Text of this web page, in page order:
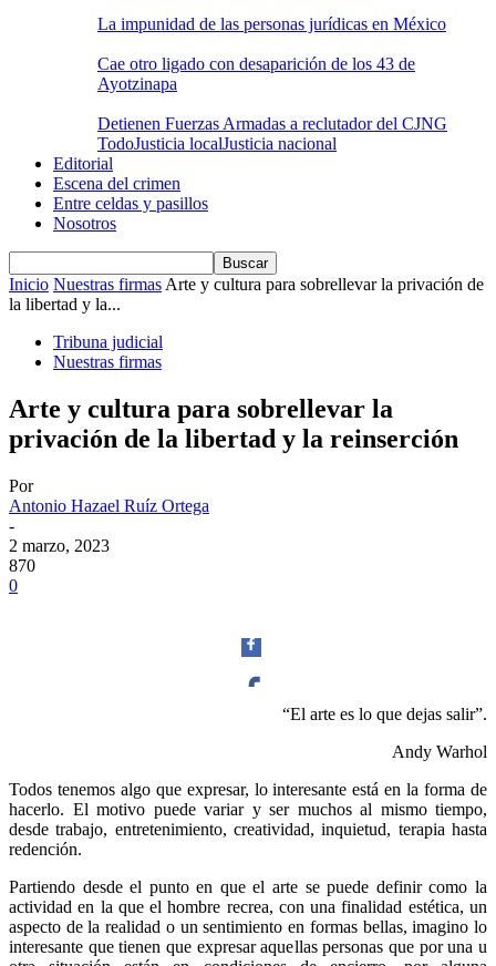
La impunidad de las personas jurídicas en México
Cae otro ligado con desaparición de los 43 de
Ayotzinapa
Detienen Fuerzas Armadas a reclutador del CJNG
TodoJusticia localJusticia nacional
Editorial
Escena del crimen
Entre celdas y pasillos
Nosotros
Inicio Nuestras firmas Arte y cultura para sobrellevar la privación de
la libertad y la...
Tribuna judicial
Nuestras firmas
Arte y cultura para sobrellevar la
privación de la libertad y la reinserción
Por
Antonio Hazael Ruíz Ortega
-
2 marzo, 2023
870
0
“El arte es lo que dejas salir”.
Andy Warhol
Todos tenemos algo que expresar, lo interesante está en la forma de
hacerlo. El motivo puede variar y ser muchos al mismo tiempo,
desde trabajo, entretenimiento, creatividad, inquietud, terapia hasta
redención.
Partiendo desde el punto en que el arte se puede definir como la
actividad en la que el hombre recrea, con una finalidad estética, un
aspecto de la realidad o un sentimiento en formas bellas, imagino lo
interesante que tienen que expresar aquellas personas que por una u